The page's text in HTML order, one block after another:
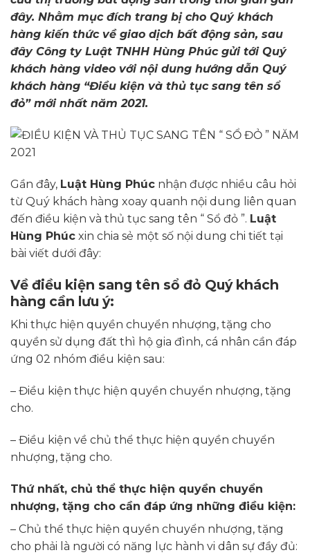
đây. Nhằm mục đích trang bị cho Quý khách
hàng kiến thức về giao dịch bất động sản, sau
đây Công ty Luật TNHH Hùng Phúc gửi tới Quý
khách hàng video với nội dung hướng dẫn Quý
khách hàng “Điều kiện và thủ tục sang tên sổ
đỏ” mới nhất năm 2021.
Gần đây, Luật Hùng Phúc nhận được nhiều câu hỏi
từ Quý khách hàng xoay quanh nội dung liên quan
đến điều kiện và thủ tục sang tên “ Sổ đỏ ”. Luật
Hùng Phúc xin chia sẻ một số nội dung chi tiết tại
bài viết dưới đây:
Về điều kiện sang tên sổ đỏ Quý khách
hàng cần lưu ý:
Khi thực hiện quyền chuyển nhượng, tặng cho
quyền sử dụng đất thì hộ gia đình, cá nhân cần đáp
ứng 02 nhóm điều kiện sau:
– Điều kiện thực hiện quyền chuyển nhượng, tặng
cho.
– Điều kiện về chủ thể thực hiện quyền chuyển
nhượng, tặng cho.
Thứ nhất, chủ thể thực hiện quyền chuyển
nhượng, tặng cho cần đáp ứng những điều kiện:
– Chủ thể thực hiện quyền chuyển nhượng, tặng
cho phải là người có năng lực hành vi dân sự đầy đủ: